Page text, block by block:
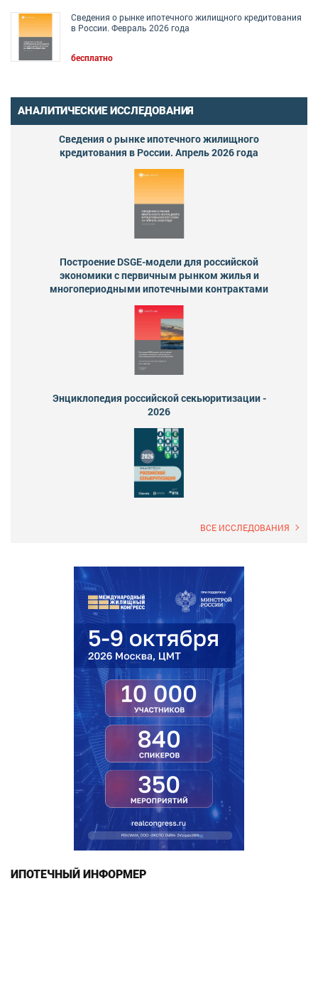
Сведения о рынке ипотечного жилищного кредитования
в России. Февраль 2026 года
бесплатно
АНАЛИТИЧЕСКИЕ ИССЛЕДОВАНИЯ
Сведения о рынке ипотечного жилищного
кредитования в России. Апрель 2026 года
Построение DSGE-модели для российской
экономики с первичным рынком жилья и
многопериодными ипотечными контрактами
Энциклопедия российской секьюритизации -
2026
ВСЕ ИССЛЕДОВАНИЯ
ИПОТЕЧНЫЙ ИНФОРМЕР